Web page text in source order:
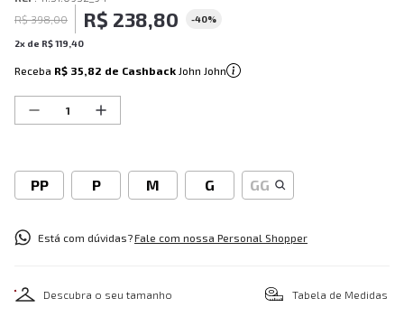
R$ 398,00 R$ 238,80 -40%
2x de R$119 40
Receba R$ 35,82 de Cashback John John
PP P M G GG
Está com dúvidas?Fale com nossa Personal Shopper
Descubra o seu tamanho Tabela de Medidas